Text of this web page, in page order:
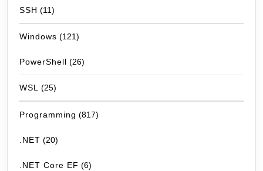
SSH (11)
Windows (121)
PowerShell (26)
WSL (25)
Programming (817)
.NET (20)
.NET Core EF (6)